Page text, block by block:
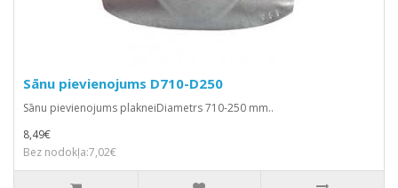
Sānu pievienojums D710-D250
Sānu pievienojums plakneiDiametrs 710-250 mm..
8,49€
Bez nodokļa:7,02€